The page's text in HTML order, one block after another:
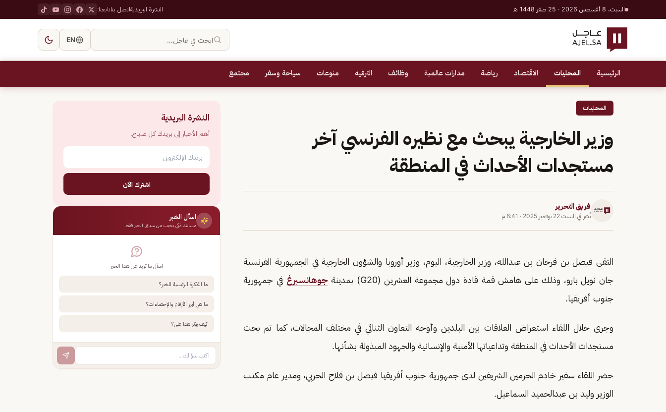
السبت، 8 أغسطس 2026 · 25 صفر 1448 هـ النشرة البريديةاتصل بناتابعنا:
ابحث في عاجل… EN
الرئيسية المحليات الاقتصاد رياضة مدارات عالمية وظائف الترفيه منوعات سياحة وسفر مجتمع
المحليات
وزير الخارجية يبحث مع نظيره الفرنسي آخر
مستجدات الأحداث في المنطقة
فريق التحرير
نُشر في السبت 22 نوفمبر 2025 · 6:41 م
التقى فيصل بن فرحان بن عبدالله، وزير الخارجية، اليوم، وزير أوروبا والشؤون الخارجية في الجمهورية الفرنسية
جان نويل بارو، وذلك على هامش قمة قادة دول مجموعة العشرين (G20) بمدينة
جوهانسبرغ في جمهورية
جنوب أفريقيا.
وجرى خلال اللقاء استعراض العلاقات بين البلدين وأوجه التعاون الثنائي في مختلف المجالات، كما تم بحث
مستجدات الأحداث في المنطقة وتداعياتها الأمنية والإنسانية والجهود المبذولة بشأنها.
حضر اللقاء سفير خادم الحرمين الشريفين لدى جمهورية جنوب أفريقيا فيصل بن فلاح الحربي، ومدير عام مكتب
الوزير وليد بن عبدالحميد السماعيل.
النشرة البريدية
أهم الأخبار إلى بريدك كل صباح.
اشترك الآن
اسأل الخبر
مساعد ذكي يجيب من سياق الخبر فقط
اسأل ما تريد عن هذا الخبر
ما الفكرة الرئيسية للخبر؟
ما هي أبرز الأرقام والإحصاءات؟
كيف يؤثر هذا علي؟